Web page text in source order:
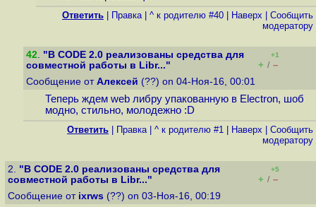
Ответить Правка| ^ к родителю #40 Наверх
Cообщить
модератору
42. "В CODE 2.0 реализованы средства для
совместной работы в Libr..."
+1
+ / –
Сообщение от Алексей (??) on 04-Ноя-16, 00:01
Теперь ждем web либру упакованную в Electron, шоб
модно, стильно, молодежно :D
Ответить Правка| ^ к родителю #1 Наверх
Cообщить
модератору
2. "В CODE 2.0 реализованы средства для
совместной работы в Libr..."
+5
+ / –
Сообщение от ixrws (??) on 03-Ноя-16, 00:19